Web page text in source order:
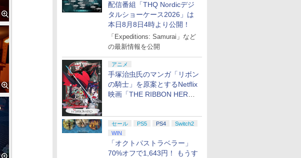
配信番組「THQ Nordicデジ
タルショーケース2026」は
本日8月8日4時より公開！
「Expeditions: Samurai」など
の最新情報を公開
アニメ
手塚治虫氏のマンガ「リボン
の騎士」を原案とするNetflix
映画「THE RIBBON HERO
セール PS5 PS4
Switch2
WIN
「オクトパストラベラー」
70%オフで1,643円！ もうす